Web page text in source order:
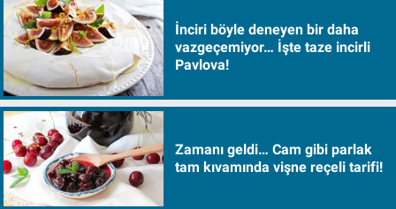
İnciri böyle deneyen bir daha
vazgeçemiyor… İşte taze incirli
Pavlova!
Zamanı geldi… Cam gibi parlak
tam kıvamında vişne reçeli tarifi!